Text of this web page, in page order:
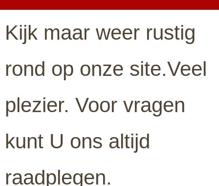
Kijk maar weer rustig
rond op onze site.Veel
plezier. Voor vragen
kunt U ons altijd
raadplegen.